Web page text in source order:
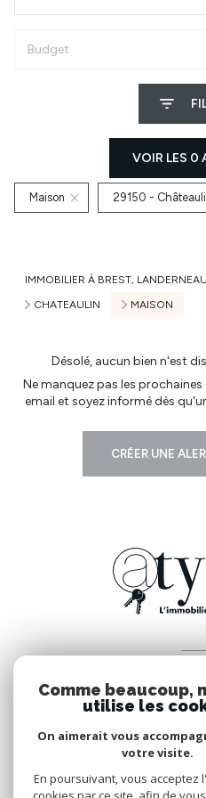
Budget
VOIR LES 0
Maison 29150 -
IMMOBILIER À BREST,
CHATEAULIN
MAISON
Désolé, aucun bien n'est
Ne manquez pas les
email et soyez informé dès
CRÉER UNE
Espace
Comme beaucoup,
utilise les
On aimerait vous
votre visite.
En poursuivant, vous acceptez